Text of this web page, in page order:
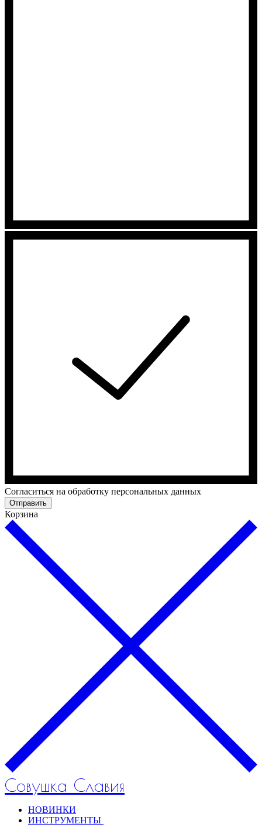
Cогласиться на обработку персональных данных
Отправить
Корзина
Совушка Славия
НОВИНКИ
ИНСТРУМЕНТЫ